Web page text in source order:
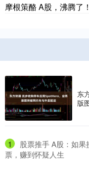
摩根策酪 A股，沸腾了！
东
版
1
股票推手 A股：如
票，赚到怀疑人生